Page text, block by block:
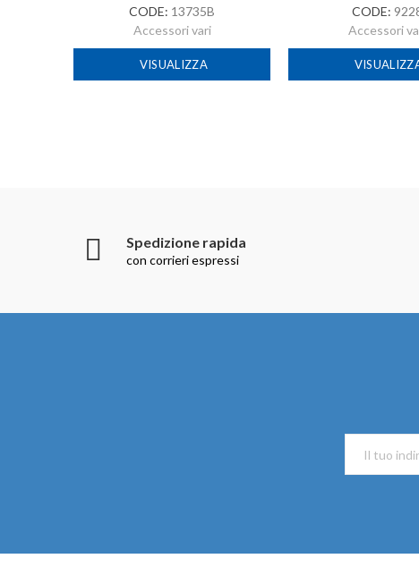
CODE: 13735B
Accessori vari
VISUALIZZA
CODE:
Accessori
Spedizione rapida
con corrieri espressi